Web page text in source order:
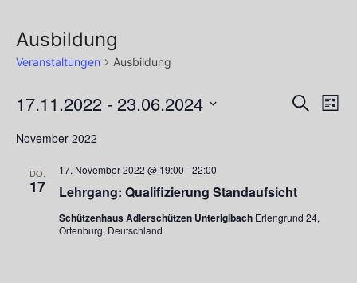
Ausbildung
Veranstaltungen Ausbildung
Veranstaltungen SucheListe
17.11.2022 - 23.06.2024
wählen.
November 2022
DO.
17 Lehrgang: Qualifizierung Standaufsicht
17. November 2022 @ 19:00 -22:00
Schützenhaus Adlerschützen Unteriglbach Erlengrund 24,
Ortenburg, Deutschland